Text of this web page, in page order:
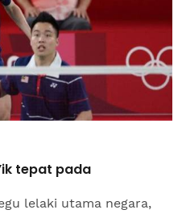
tepat pada
lelaki utama negara,